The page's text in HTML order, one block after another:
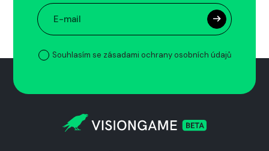
Souhlasím se zásadami ochrany osobních údajů